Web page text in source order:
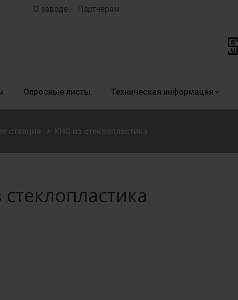
О заводе Партнерам
Опросные листы Техническая информация
станции КНС из стеклопластика